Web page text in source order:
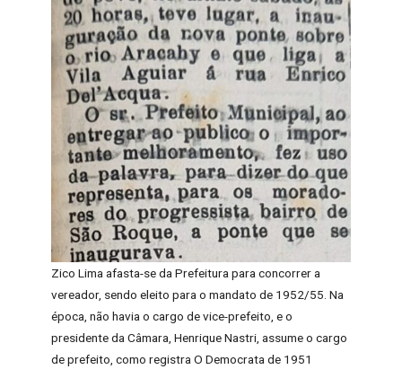
Zico Lima afasta-se da Prefeitura para concorrer a
vereador, sendo eleito para o mandato de 1952/55. Na
época, não havia o cargo de vice-prefeito, e o
presidente da Câmara, Henrique Nastri, assume o cargo
de prefeito, como registra O Democrata de 1951